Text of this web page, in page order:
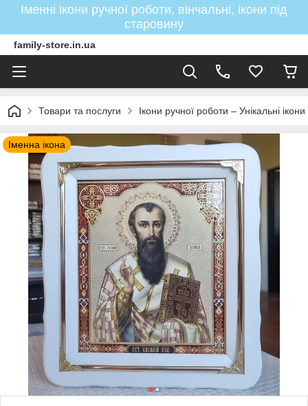
Іменні ікони ручної роботи, вінчальні, ікони під
старовину
family-store.in.ua
Товари та послуги Ікони ручної роботи – Унікальні
Іменна ікона